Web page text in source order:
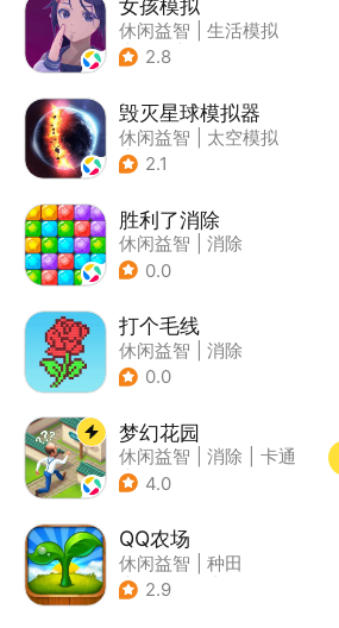
女孩模拟
休闲益智
生活模拟
| 校园
2.8
毁灭星球模拟器
休闲益智
太空模拟
| 太空
2.1
胜利了消除
休闲益智
消除
0.0
打个毛线
休闲益智
消除
0.0
梦幻花园
休闲益智 消除
卡通
| 创梦天地
4.0
QQ农场
休闲益智
种田
| 田园生活
2.9